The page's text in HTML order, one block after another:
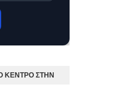
ΚΕΝΤΡΟ ΣΤΗΝ